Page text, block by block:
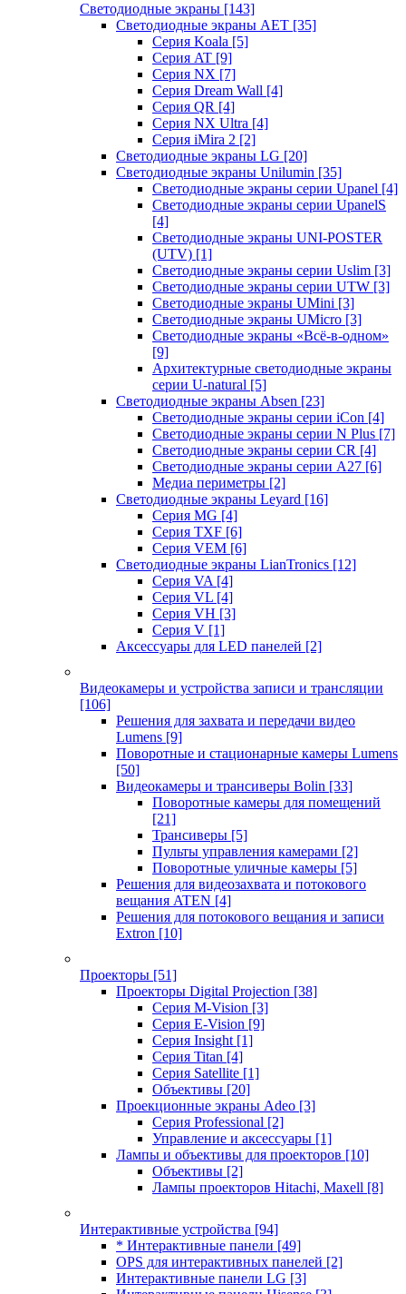
Светодиодные экраны [143]
Светодиодные экраны AET [35]
Cерия Koala [5]
Серия AT [9]
Серия NX [7]
Серия Dream Wall [4]
Серия QR [4]
Серия NX Ultra [4]
Серия iMira 2 [2]
Светодиодные экраны LG [20]
Светодиодные экраны Unilumin [35]
Светодиодные экраны серии Upanel [4]
Светодиодные экраны серии UpanelS
[4]
Светодиодные экраны UNI-POSTER
(UTV) [1]
Светодиодные экраны серии Uslim [3]
Светодиодные экраны серии UTW [3]
Светодиодные экраны UMini [3]
Светодиодные экраны UMicro [3]
Светодиодные экраны «Всё-в-одном»
[9]
Архитектурные светодиодные экраны
серии U-natural [5]
Светодиодные экраны Absen [23]
Светодиодные экраны серии iCon [4]
Светодиодные экраны серии N Plus [7]
Светодиодные экраны серии CR [4]
Светодиодные экраны серии А27 [6]
Медиа периметры [2]
Светодиодные экраны Leyard [16]
Серия MG [4]
Серия TXF [6]
Серия VEM [6]
Светодиодные экраны LianTronics [12]
Серия VA [4]
Серия VL [4]
Серия VH [3]
Серия V [1]
Аксессуары для LED панелей [2]
Видеокамеры и устройства записи и трансляции
[106]
Решения для захвата и передачи видео
Lumens [9]
Поворотные и стационарные камеры Lumens
[50]
Видеокамеры и трансиверы Bolin [33]
Поворотные камеры для помещений
[21]
Трансиверы [5]
Пульты управления камерами [2]
Поворотные уличные камеры [5]
Решения для видеозахвата и потокового
вещания ATEN [4]
Решения для потокового вещания и записи
Extron [10]
Проекторы [51]
Проекторы Digital Projection [38]
Серия M-Vision [3]
Серия E-Vision [9]
Серия Insight [1]
Серия Titan [4]
Серия Satellite [1]
Объективы [20]
Проекционные экраны Adeo [3]
Серия Professional [2]
Управление и аксессуары [1]
Лампы и объективы для проекторов [10]
Объективы [2]
Лампы проекторов Hitachi, Maxell [8]
Интерактивные устройства [94]
* Интерактивные панели [49]
OPS для интерактивных панелей [2]
Интерактивные панели LG [3]